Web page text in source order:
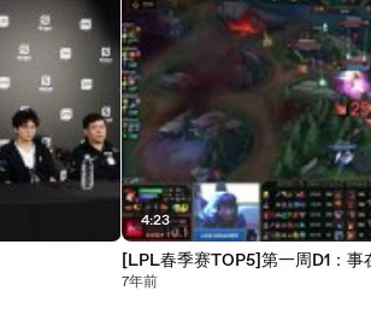
4:23
[LPL春季赛TOP5]第一周D1：事
7年前